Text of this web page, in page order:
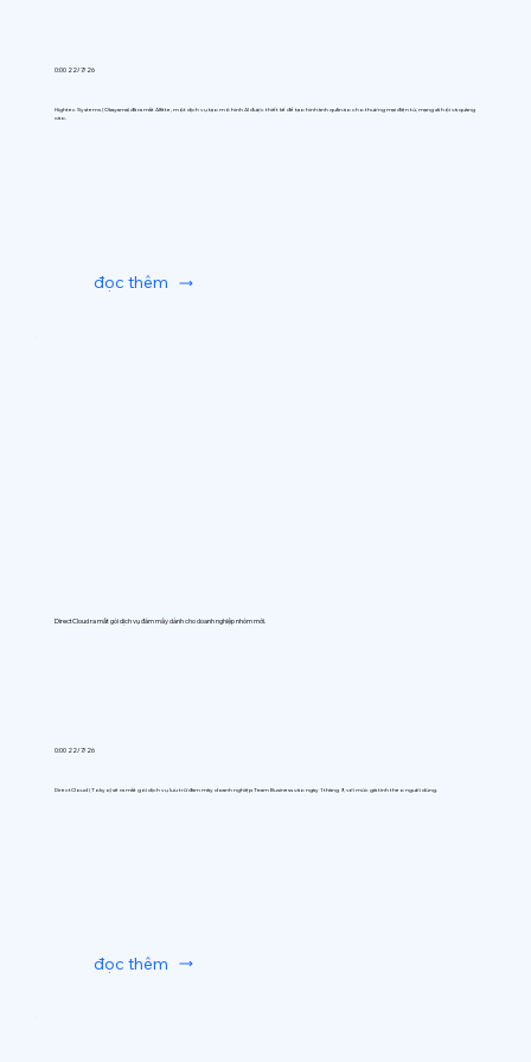
0:00 22/7/26
Hightec Systems (Okayama) đã ra mắt AIfitte, một dịch vụ tạo mô hình AI được thiết kế để tạo hình ảnh quần áo cho thương mại điện tử, mạng xã hội và quảng
cáo.
đọc thêm
DirectCloud ra mắt gói dịch vụ đám mây dành cho doanh nghiệp nhóm mới.
0:00 22/7/26
DirectCloud (Tokyo) sẽ ra mắt gói dịch vụ lưu trữ đám mây doanh nghiệp Team Business vào ngày 1 tháng 9, với mức giá tính theo người dùng.
đọc thêm